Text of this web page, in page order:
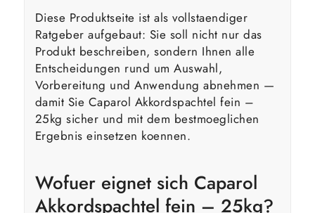
Diese Produktseite ist als vollstaendiger
Ratgeber aufgebaut: Sie soll nicht nur das
Produkt beschreiben, sondern Ihnen alle
Entscheidungen rund um Auswahl,
Vorbereitung und Anwendung abnehmen —
damit Sie Caparol Akkordspachtel fein –
25kg sicher und mit dem bestmoeglichen
Ergebnis einsetzen koennen.
Wofuer eignet sich Caparol
Akkordspachtel fein – 25kg?